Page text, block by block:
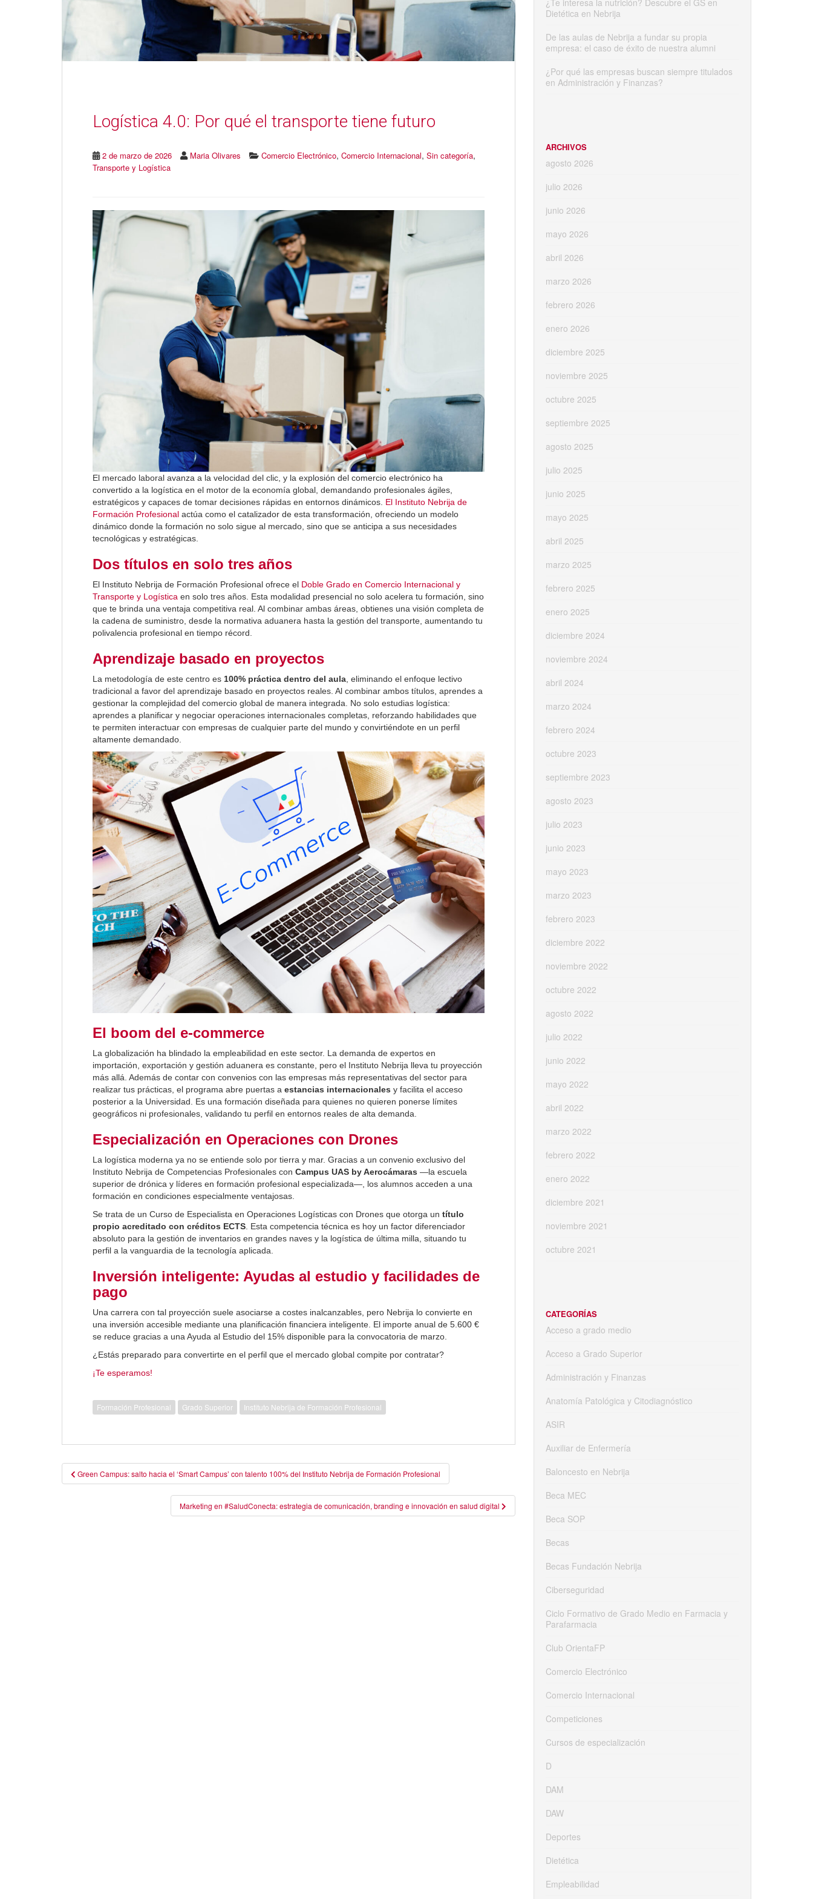
Logística 4.0: Por qué el transporte tiene futuro
2 de marzo de 2026 Maria Olivares Comercio Electrónico, Comercio Internacional, Sin categoría,
Transporte y Logística
El mercado laboral avanza a la velocidad del clic, y la explosión del comercio electrónico ha
convertido a la logística en el motor de la economía global, demandando profesionales ágiles,
estratégicos y capaces de tomar decisiones rápidas en entornos dinámicos. El Instituto Nebrija de
Formación Profesional actúa como el catalizador de esta transformación, ofreciendo un modelo
dinámico donde la formación no solo sigue al mercado, sino que se anticipa a sus necesidades
tecnológicas y estratégicas.
Dos títulos en solo tres años
El Instituto Nebrija de Formación Profesional ofrece el Doble Grado en Comercio Internacional y
Transporte y Logística en solo tres años. Esta modalidad presencial no solo acelera tu formación, sino
que te brinda una ventaja competitiva real. Al combinar ambas áreas, obtienes una visión completa de
la cadena de suministro, desde la normativa aduanera hasta la gestión del transporte, aumentando tu
polivalencia profesional en tiempo récord.
Aprendizaje basado en proyectos
La metodología de este centro es 100% práctica dentro del aula , eliminando el enfoque lectivo
tradicional a favor del aprendizaje basado en proyectos reales. Al combinar ambos títulos, aprendes a
gestionar la complejidad del comercio global de manera integrada. No solo estudias logística:
aprendes a planificar y negociar operaciones internacionales completas, reforzando habilidades que
te permiten interactuar con empresas de cualquier parte del mundo y convirtiéndote en un perfil
altamente demandado.
El boom del e-commerce
La globalización ha blindado la empleabilidad en este sector. La demanda de expertos en
importación, exportación y gestión aduanera es constante, pero el Instituto Nebrija lleva tu proyección
más allá. Además de contar con convenios con las empresas más representativas del sector para
realizar tus prácticas, el programa abre puertas a estancias internacionales y facilita el acceso
posterior a la Universidad. Es una formación diseñada para quienes no quieren ponerse límites
geográficos ni profesionales, validando tu perfil en entornos reales de alta demanda.
Especialización en Operaciones con Drones
La logística moderna ya no se entiende solo por tierra y mar. Gracias a un convenio exclusivo del
Instituto Nebrija de Competencias Profesionales con Campus UAS by Aerocámaras —la escuela
superior de drónica y líderes en formación profesional especializada—, los alumnos acceden a una
formación en condiciones especialmente ventajosas.
Se trata de un Curso de Especialista en Operaciones Logísticas con Drones que otorga un título
propio acreditado con créditos ECTS. Esta competencia técnica es hoy un factor diferenciador
absoluto para la gestión de inventarios en grandes naves y la logística de última milla, situando tu
perfil a la vanguardia de la tecnología aplicada.
Inversión inteligente: Ayudas al estudio y facilidades de
pago
Una carrera con tal proyección suele asociarse a costes inalcanzables, pero Nebrija lo convierte en
una inversión accesible mediante una planificación financiera inteligente. El importe anual de 5.600 €
se reduce gracias a una Ayuda al Estudio del 15% disponible para la convocatoria de marzo.
¿Estás preparado para convertirte en el perfil que el mercado global compite por contratar?
¡Te esperamos!
Formación Profesional Grado Superior Instituto Nebrija de Formación Profesional
Navegación
de
Green Campus: salto hacia el ‘Smart Campus’ con talento 100% del Instituto Nebrija de Formación Profesional
Marketing en #SaludConecta: estrategia de comunicación, branding e innovación en salud digital
Dietética en Nebrija
De las aulas de Nebrija a fundar su propia
empresa: el caso de éxito de nuestra alumni
¿Por qué las empresas buscan siempre titulados
en Administración y Finanzas?
ARCHIVOS
agosto 2026
julio 2026
junio 2026
mayo 2026
abril 2026
marzo 2026
febrero 2026
enero 2026
diciembre 2025
noviembre 2025
octubre 2025
septiembre 2025
agosto 2025
julio 2025
junio 2025
mayo 2025
abril 2025
marzo 2025
febrero 2025
enero 2025
diciembre 2024
noviembre 2024
abril 2024
marzo 2024
febrero 2024
octubre 2023
septiembre 2023
agosto 2023
julio 2023
junio 2023
mayo 2023
marzo 2023
febrero 2023
diciembre 2022
noviembre 2022
octubre 2022
agosto 2022
julio 2022
junio 2022
mayo 2022
abril 2022
marzo 2022
febrero 2022
enero 2022
diciembre 2021
noviembre 2021
octubre 2021
CATEGORÍAS
Acceso a grado medio
Acceso a Grado Superior
Administración y Finanzas
Anatomía Patológica y Citodiagnóstico
ASIR
Auxiliar de Enfermería
Baloncesto en Nebrija
Beca MEC
Beca SOP
Becas
Becas Fundación Nebrija
Ciberseguridad
Ciclo Formativo de Grado Medio en Farmacia y
Parafarmacia
Club OrientaFP
Comercio Electrónico
Comercio Internacional
Competiciones
Cursos de especialización
D
DAM
DAW
Deportes
Dietética
Empleabilidad